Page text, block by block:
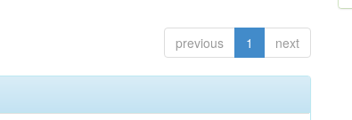
previous 1 next